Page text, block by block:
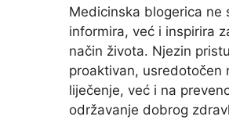
Medicinska blogerica ne
informira, već i inspirira
način života. Njezin
proaktivan, usredotočen
liječenje, već i na
održavanje dobrog